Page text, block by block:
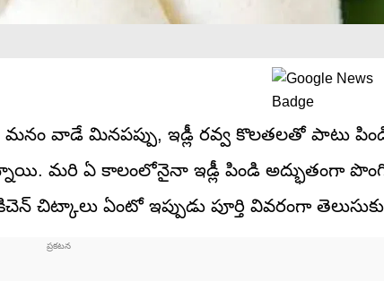
వాడే మినపప్పు, ఇడ్లీ రవ్వ కొలతలతో పాటు
మరి ఏ కాలంలోనైనా ఇడ్లీ పిండి అద్భుతంగా
ఏంటో ఇప్పుడు పూర్తి వివరంగా